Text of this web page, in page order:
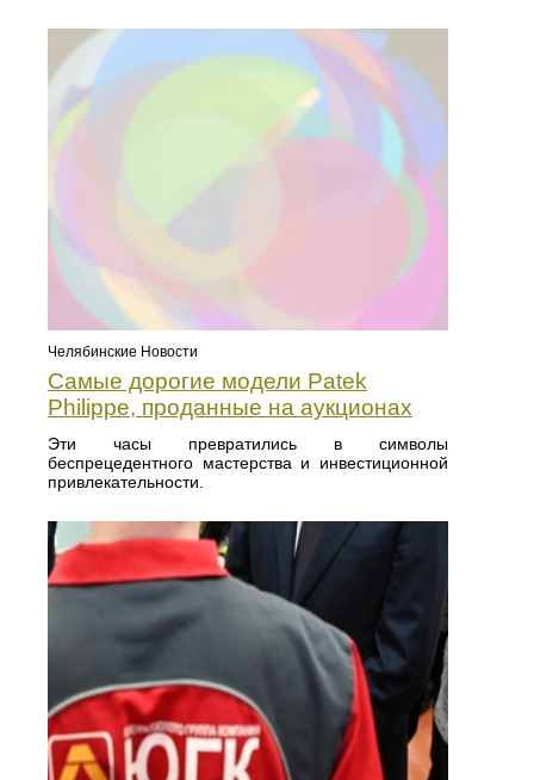
Челябинские Новости
Самые дорогие модели Patek
Philippe, проданные на аукционах
Эти часы превратились в символы
беспрецедентного мастерства и инвестиционной
привлекательности.